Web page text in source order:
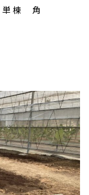
棟 角